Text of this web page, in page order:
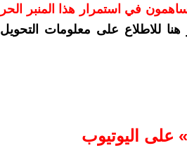
تساهمون في استمرار هذا المنبر الحر
هنا للاطلاع على معلومات التحويل
على اليوتيوب